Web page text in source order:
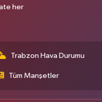
her
Trabzon Hava Durumu
Tüm Manşetler